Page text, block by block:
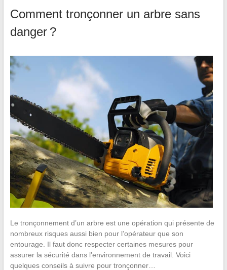
Comment tronçonner un arbre sans
danger ?
Le tronçonnement d’un arbre est une opération qui présente de
nombreux risques aussi bien pour l’opérateur que son
entourage. Il faut donc respecter certaines mesures pour
assurer la sécurité dans l’environnement de travail. Voici
quelques conseils à suivre pour tronçonner…